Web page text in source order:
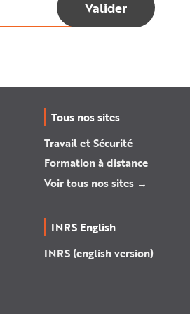
Tous nos sites
Travail et Sécurité
Formation à distance
Voir tous nos sites →
INRS English
INRS (english version)